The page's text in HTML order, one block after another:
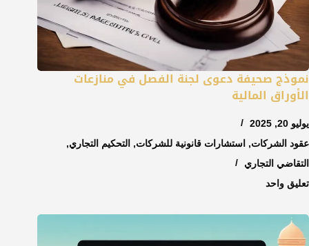
نموذج صحيفة دعوى لجنة الفصل في منازعات
الأوراق المالية
يوليو 20, 2025
عقود الشركات, استشارات قانونية للشركات, التحكيم التجاري,
التقاضي التجاري
تعليق واحد